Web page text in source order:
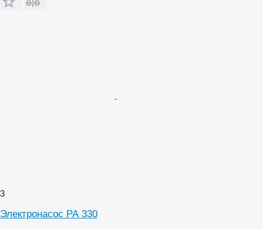
3
Электронасос РА 330